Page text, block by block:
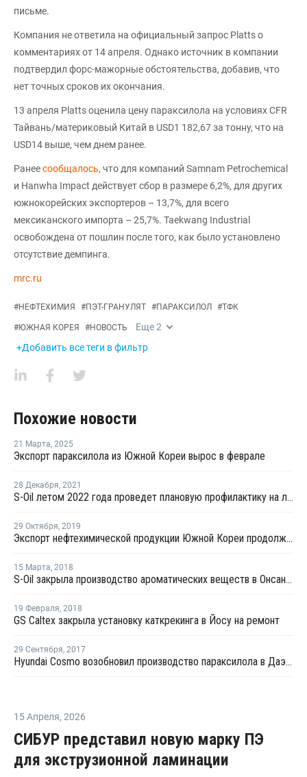
письме.
Компания не ответила на официальный запрос Platts о
комментариях от 14 апреля. Однако источник в компании
подтвердил форс-мажорные обстоятельства, добавив, что
нет точных сроков их окончания.
13 апреля Platts оценила цену параксилола на условиях CFR
Тайвань/материковый Китай в USD1 182,67 за тонну, что на
USD14 выше, чем днем ранее.
Ранеесообщалось, что для компаний Samnam Petrochemical
и Hanwha Impact действует сбор в размере 6,2%, для других
южнокорейских экспортеров – 13,7%, для всего
мексиканского импорта – 25,7%. Taekwang Industrial
освобождена от пошлин после того, как было установлено
отсутствие демпинга.
mrc.ru
#НЕФТЕХИМИЯ #ПЭТ-ГРАНУЛЯТ #ПАРАКСИЛОЛ #ТФК
#ЮЖНАЯ КОРЕЯ #НОВОСТЬ Еще2
+Добавить все теги в фильтр
Похожие новости
21 Марта, 2025
Экспорт параксилола из Южной Кореи вырос в феврале
28 Декабря, 2021
S-Oil летом 2022 года проведет плановую профилактику на линии бензола № 1 в Онсане
29 Октября, 2019
Экспорт нефтехимической продукции Южной Кореи продолжает снижаться в течение десяти месяцев подряд
15 Марта, 2018
S-Oil закрыла производство ароматических веществ в Онсане на профилактику
19 Февраля, 2018
GS Caltex закрыла установку каткрекинга в Йосу на ремонт
29 Сентября, 2017
Hyundai Cosmo возобновил производство параксилола в Даэсане
15 Апреля, 2026
СИБУР представил новую марку ПЭ
для экструзионной ламинации